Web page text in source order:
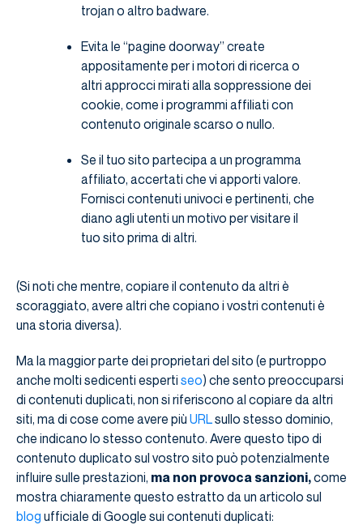
trojan o altro badware.
Evita le “pagine doorway” create
appositamente per i motori di ricerca o
altri approcci mirati alla soppressione dei
cookie, come i programmi affiliati con
contenuto originale scarso o nullo.
Se il tuo sito partecipa a un programma
affiliato, accertati che vi apporti valore.
Fornisci contenuti univoci e pertinenti, che
diano agli utenti un motivo per visitare il
tuo sito prima di altri.
(Si noti che mentre, copiare il contenuto da altri è
scoraggiato, avere altri che copiano i vostri contenuti è
una storia diversa).
Ma la maggior parte dei proprietari del sito (e purtroppo
anche molti sedicenti esperti seo) che sento preoccuparsi
di contenuti duplicati, non si riferiscono al copiare da altri
siti, ma di cose come avere più URLsullo stesso dominio,
che indicano lo stesso contenuto. Avere questo tipo di
contenuto duplicato sul vostro sito può potenzialmente
influire sulle prestazioni, ma non provoca sanzioni,come
mostra chiaramente questo estratto da un articolo sul
blog ufficiale di Google sui contenuti duplicati: